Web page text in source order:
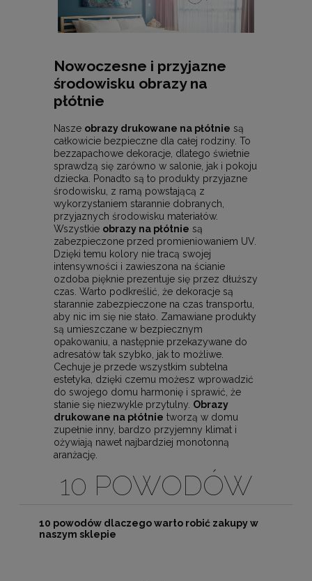
Nowoczesne i przyjazne
środowisku obrazy na
płótnie
Nasze obrazy drukowane na płótnie są
całkowicie bezpieczne dla całej rodziny. To
bezzapachowe dekoracje, dlatego świetnie
sprawdzą się zarówno w salonie, jak i pokoju
dziecka. Ponadto są to produkty przyjazne
środowisku, z ramą powstającą z
wykorzystaniem starannie dobranych,
przyjaznych środowisku materiałów.
Wszystkie obrazy na płótnie są
zabezpieczone przed promieniowaniem UV.
Dzięki temu kolory nie tracą swojej
intensywności i zawieszona na ścianie
ozdoba pięknie prezentuje się przez dłuższy
czas. Warto podkreślić, że dekoracje są
starannie zabezpieczone na czas transportu,
aby nic im się nie stało. Zamawiane produkty
są umieszczane w bezpiecznym
opakowaniu, a następnie przekazywane do
adresatów tak szybko, jak to możliwe.
Cechuje je przede wszystkim subtelna
estetyka, dzięki czemu możesz wprowadzić
do swojego domu harmonię i sprawić, że
stanie się niezwykle przytulny. Obrazy
drukowane na płótnie tworzą w domu
zupełnie inny, bardzo przyjemny klimat i
ożywiają nawet najbardziej monotonną
aranżację.
10 POWODÓW
10 powodów dlaczego warto robić zakupy w
naszym sklepie